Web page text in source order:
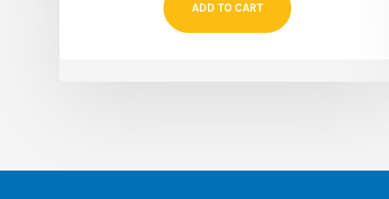
ADD TO CART